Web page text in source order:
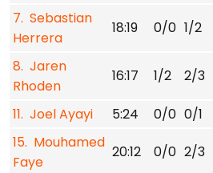
7. Sebastian
Herrera
18:19 0/0 1/2
8. Jaren
Rhoden
16:17 1/2 2/3
11. Joel Ayayi 5:24 0/0 0/1
15. Mouhamed
Faye
20:12 0/0 2/3